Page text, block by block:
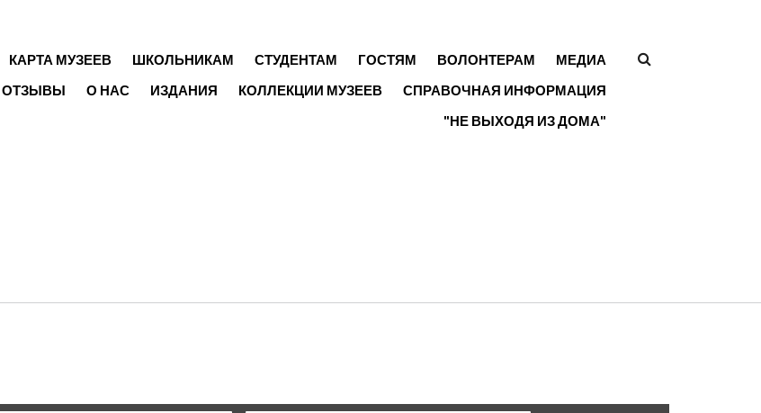
ФОРМА
ГЛАВНОЕ МЕНЮ
КАРТА МУЗЕЕВ ШКОЛЬНИКАМ СТУДЕНТАМ ГОСТЯМ ВОЛОНТЕРАМ
МЕДИА
ОТЗЫВЫ
О НАС ИЗДАНИЯ КОЛЛЕКЦИИ МУЗЕЕВ
СПРАВОЧНАЯ ИНФОРМАЦИЯ
"НЕ ВЫХОДЯ ИЗ ДОМА"